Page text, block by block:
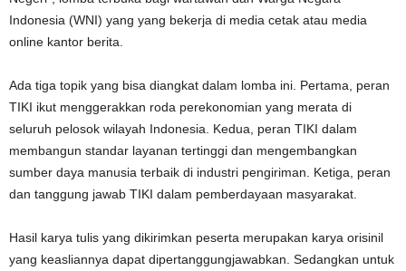
Indonesia (WNI) yang yang bekerja di media cetak atau media
online kantor berita.
Ada tiga topik yang bisa diangkat dalam lomba ini. Pertama, peran
TIKI ikut menggerakkan roda perekonomian yang merata di
seluruh pelosok wilayah Indonesia. Kedua, peran TIKI dalam
membangun standar layanan tertinggi dan mengembangkan
sumber daya manusia terbaik di industri pengiriman. Ketiga, peran
dan tanggung jawab TIKI dalam pemberdayaan masyarakat.
Hasil karya tulis yang dikirimkan peserta merupakan karya orisinil
yang keasliannya dapat dipertanggungjawabkan. Sedangkan untuk